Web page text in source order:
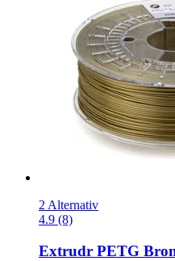
2 Alternativ
4.9 (8)
Extrudr PETG